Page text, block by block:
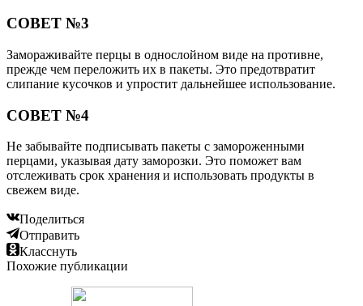
СОВЕТ №3
Замораживайте перцы в однослойном виде на противне,
прежде чем переложить их в пакеты. Это предотвратит
слипание кусочков и упростит дальнейшее использование.
СОВЕТ №4
Не забывайте подписывать пакеты с замороженными
перцами, указывая дату заморозки. Это поможет вам
отслеживать срок хранения и использовать продукты в
свежем виде.
Поделиться
Отправить
Класснуть
Похожие публикации